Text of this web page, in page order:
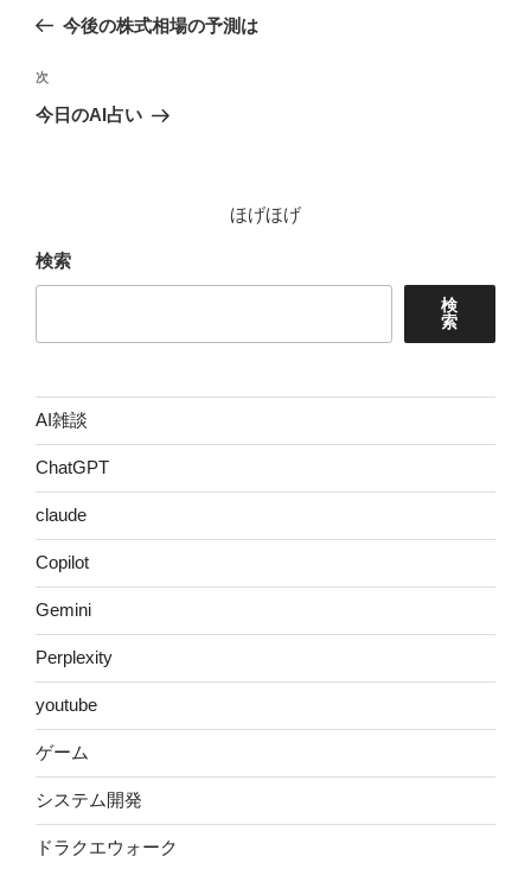
ビ
ゲ
の
稿
今後の株式相場の予測は
次
の
次
今日のAI占い
ほげほげ
検索
検
索
AI雑談
ChatGPT
claude
Copilot
Gemini
Perplexity
youtube
ゲーム
システム開発
ドラクエウォーク